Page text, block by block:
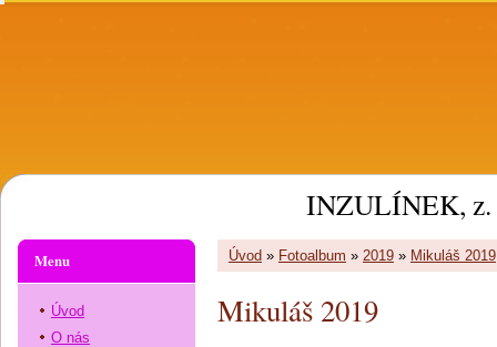
INZULÍNEK, z.
Úvod » Fotoalbum » 2019 » Mikuláš 2019
Mikuláš 2019
Menu
Úvod
O nás